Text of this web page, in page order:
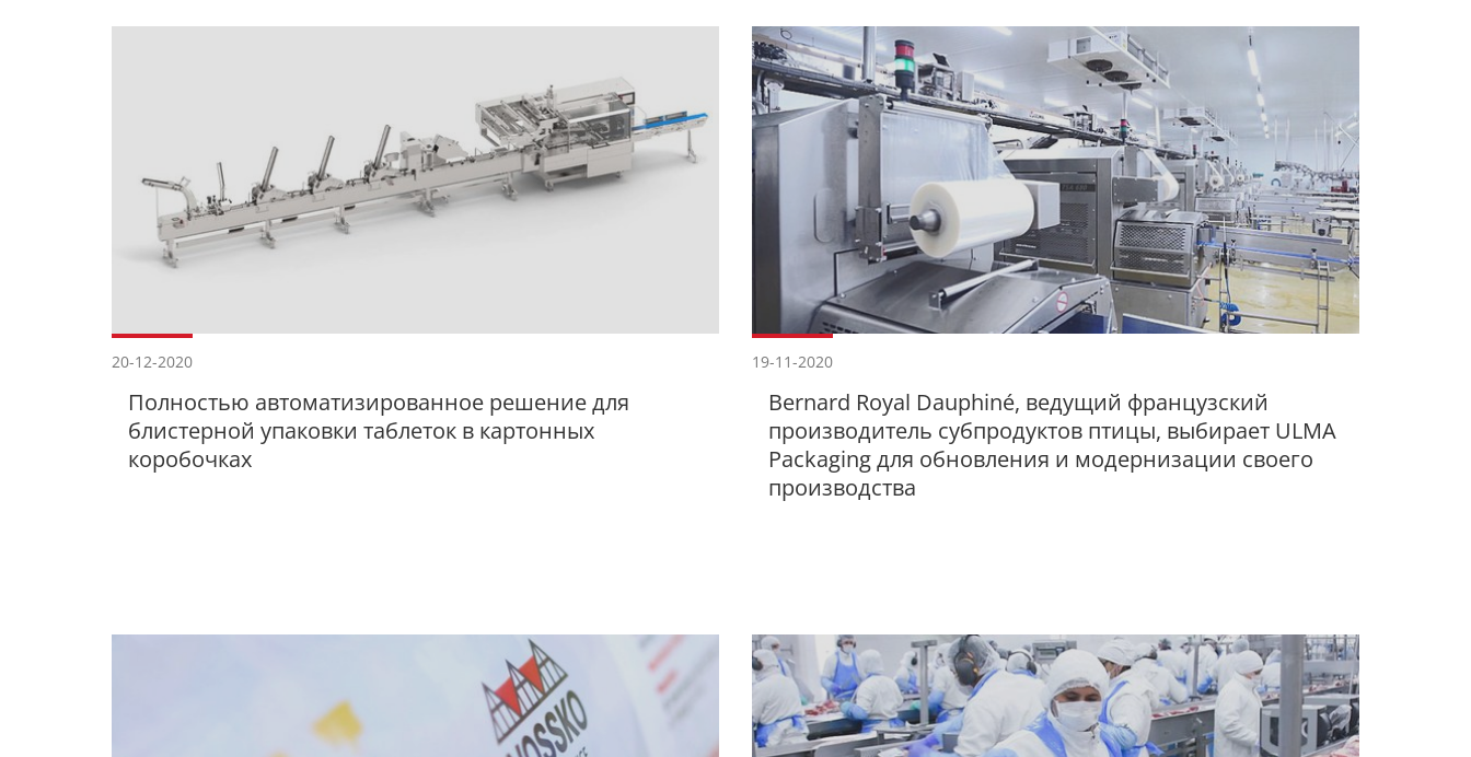
20-12-2020
Полностью автоматизированное решение для
блистерной упаковки таблеток в картонных
коробочках
19-11-2020
Bernard Royal Dauphiné, ведущий французский
производитель субпродуктов птицы, выбирает ULMA
Packaging для обновления и модернизации своего
производства